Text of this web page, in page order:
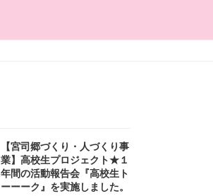
【宮司郷づくり・人づくり事
業】高校生プロジェクト★１
年間の活動報告会『高校生ト
ーーーク』を実施しました。